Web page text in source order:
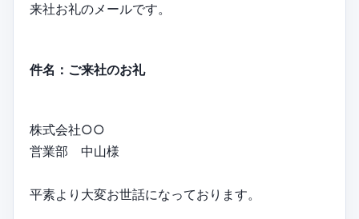
来社お礼のメールです。
件名：ご来社のお礼
株式会社○○
営業部 中山様
平素より大変お世話になっております。